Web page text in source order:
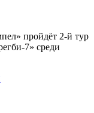
пройдёт 2-й тур
7» среди